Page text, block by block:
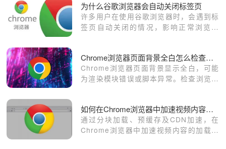
为什么谷歌浏览器会自动关闭标签页
许多用户在使用谷歌浏览器时，会遇到标
签页自动关闭的情况，影响正常浏览体
方案，帮助用户快速恢复正常使用。 Chrome浏览器页面背景全白怎么检查渲染异常
Chrome浏览器页面背景显示全白，可能
为渲染模块错误或脚本异常。检查浏览器
如何在Chrome浏览器中加速视频内容加载
通过分块加载、预缓存及CDN加速，在
Chrome浏览器中加速视频内容的加载，